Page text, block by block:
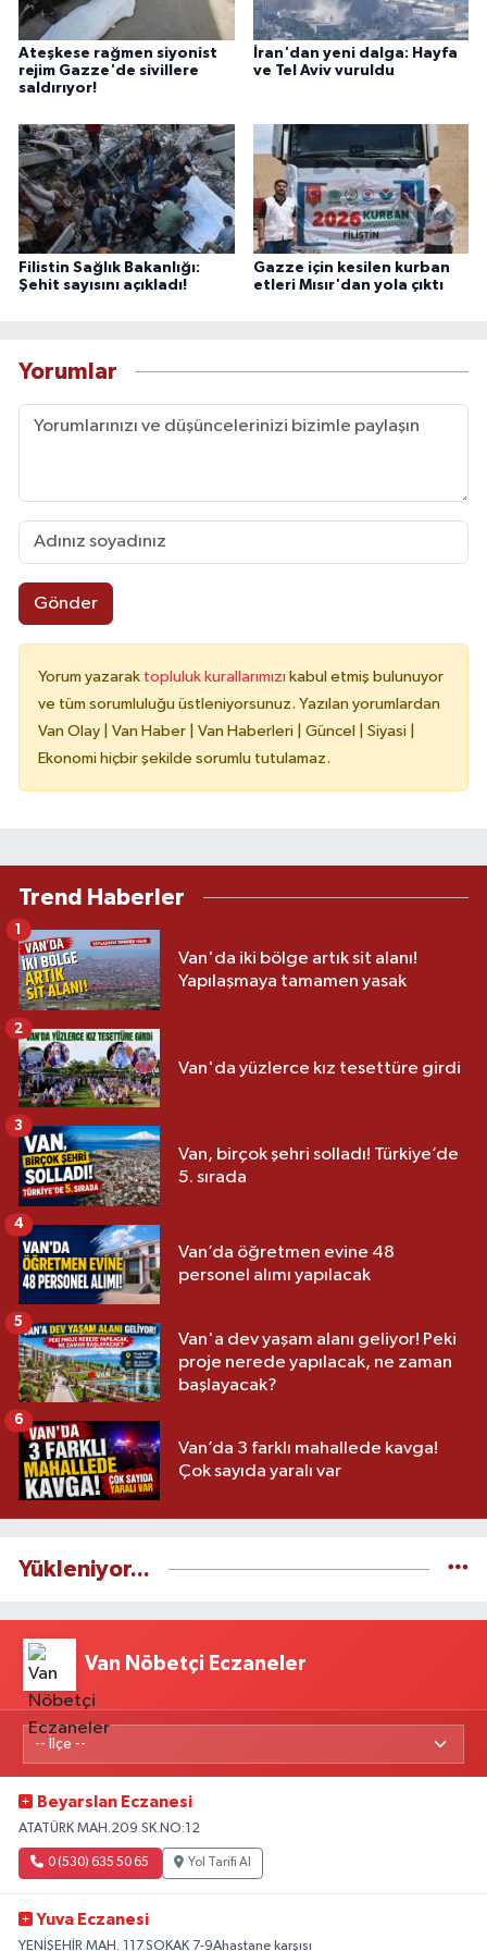
Ateşkese rağmen siyonist
rejim Gazze'de sivillere
saldırıyor!
İran'dan yeni dalga: Hayfa
ve Tel Aviv vuruldu
Filistin Sağlık Bakanlığı:
Şehit sayısını açıkladı!
Gazze için kesilen kurban
etleri Mısır'dan yola çıktı
Yorumlar
Gönder
Yorum yazarak topluluk kurallarımızı kabul etmiş bulunuyor
ve tüm sorumluluğu üstleniyorsunuz. Yazılan yorumlardan
Van Olay | Van Haber | Van Haberleri | Güncel | Siyasi |
Ekonomi hiçbir şekilde sorumlu tutulamaz.
Trend Haberler
Van'da iki bölge artık sit alanı!
Yapılaşmaya tamamen yasak
1
Van'da yüzlerce kız tesettüre girdi
2
Van, birçok şehri solladı! Türkiye’de
5. sırada
3
Van’da öğretmen evine 48
personel alımı yapılacak
4
Van'a dev yaşam alanı geliyor! Peki
proje nerede yapılacak, ne zaman
başlayacak?
5
Van’da 3 farklı mahallede kavga!
Çok sayıda yaralı var
6
Yükleniyor...
Van Nöbetçi Eczaneler
Beyarslan Eczanesi
ATATÜRK MAH.209 SK.NO:12
0 (530) 635 50 65 Yol Tarifi Al
Yuva Eczanesi
YENİŞEHİR MAH. 117.SOKAK 7-9Ahastane karşısı